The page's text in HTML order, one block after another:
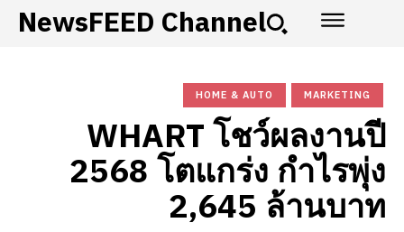
NewsFEED Channel
HOME & AUTO MARKETING
WHART โชว์ผลงานปี
2568 โตแกร่ง กำไรพุ่ง
2,645 ล้านบาท